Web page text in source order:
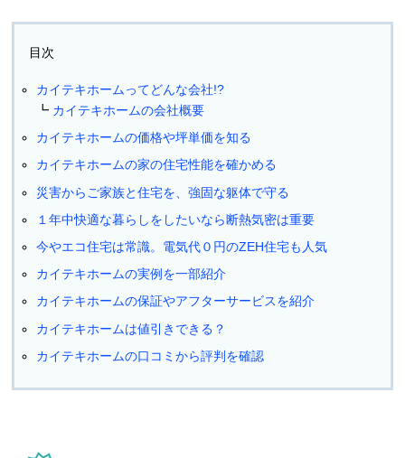
目次
カイテキホームってどんな会社!?
カイテキホームの会社概要
カイテキホームの価格や坪単価を知る
カイテキホームの家の住宅性能を確かめる
災害からご家族と住宅を、強固な躯体で守る
１年中快適な暮らしをしたいなら断熱気密は重要
今やエコ住宅は常識。電気代０円のZEH住宅も人気
カイテキホームの実例を一部紹介
カイテキホームの保証やアフターサービスを紹介
カイテキホームは値引きできる？
カイテキホームの口コミから評判を確認